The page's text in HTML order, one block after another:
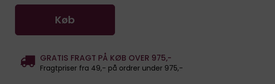
Køb
GRATIS FRAGT PÅ KØB OVER 975,-
Fragtpriser fra 49,- på ordrer under 975,-